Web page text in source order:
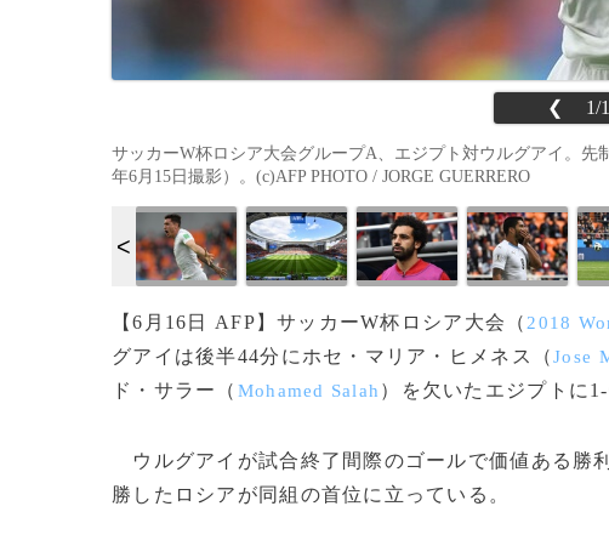
❮ 1/
サッカーW杯ロシア大会グループA、エジプト対ウルグアイ。
年6月15日撮影）。(c)AFP PHOTO / JORGE GUERRERO
【6月16日 AFP】サッカーW杯ロシア大会（ 2018
グアイは後半44分にホセ・マリア・ヒメネス（Jose
ド・サラー（ Mohamed Salah ）を欠いたエジプトに1-
ウルグアイが試合終了間際のゴールで価値ある勝
勝したロシアが同組の首位に立っている。